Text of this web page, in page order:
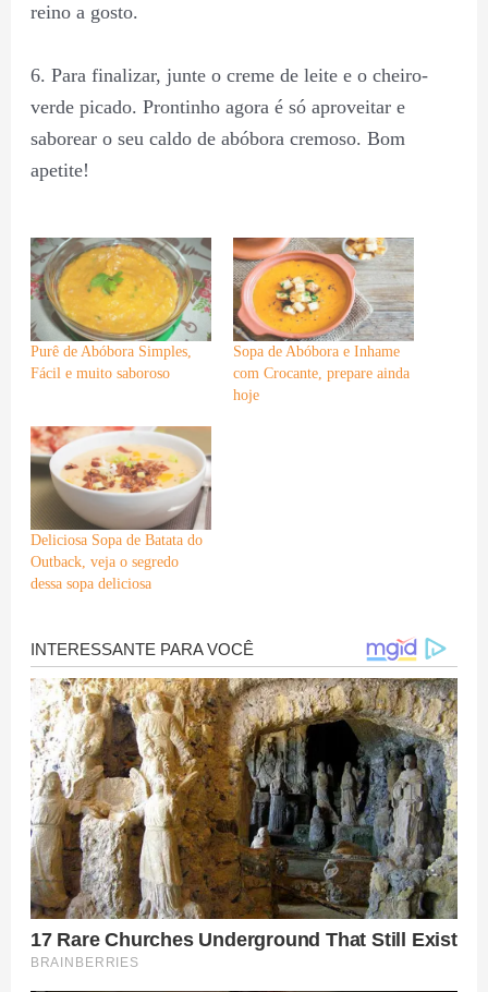
reino a gosto.
6. Para finalizar, junte o creme de leite e o cheiro-
verde picado. Prontinho agora é só aproveitar e
saborear o seu caldo de abóbora cremoso. Bom
apetite!
Purê de Abóbora Simples,
Fácil e muito saboroso
Sopa de Abóbora e Inhame
com Crocante, prepare ainda
hoje
Deliciosa Sopa de Batata do
Outback, veja o segredo
dessa sopa deliciosa